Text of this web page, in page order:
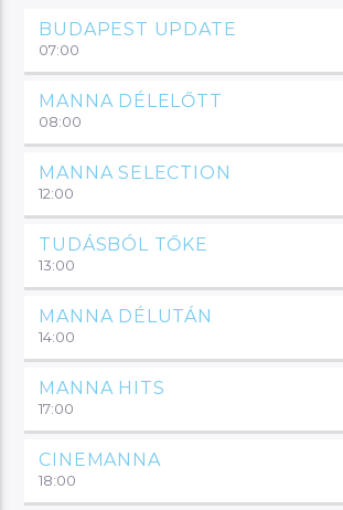
BUDAPEST UPDATE
07:00
MANNA DÉLELŐTT
08:00
MANNA SELECTION
12:00
TUDÁSBÓL TŐKE
13:00
MANNA DÉLUTÁN
14:00
MANNA HITS
17:00
CINEMANNA
18:00